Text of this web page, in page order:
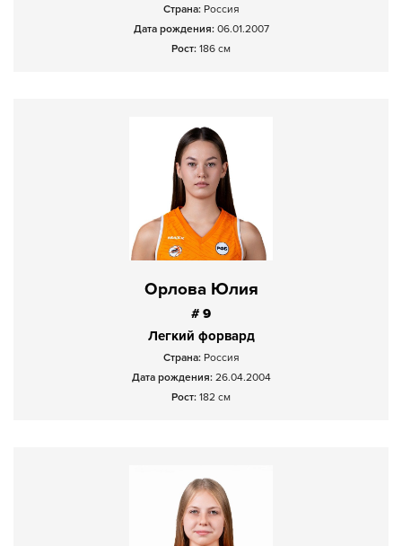
Страна: Россия
Дата рождения: 06.01.2007
Рост: 186 см
Орлова Юлия
# 9
Легкий форвард
Страна: Россия
Дата рождения: 26.04.2004
Рост: 182 см